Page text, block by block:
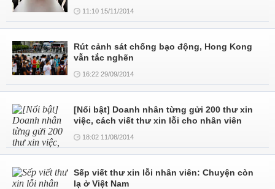
11:10 15/11/2014
Rút cảnh sát chống bạo động, Hong Kong
vẫn tắc nghẽn
16:22 29/09/2014
[Nổi bật] Doanh nhân từng gửi 200 thư xin
việc, cách viết thư xin lỗi cho nhân viên
18:02 11/08/2014
Sếp viết thư xin lỗi nhân viên: Chuyện còn
lạ ở Việt Nam